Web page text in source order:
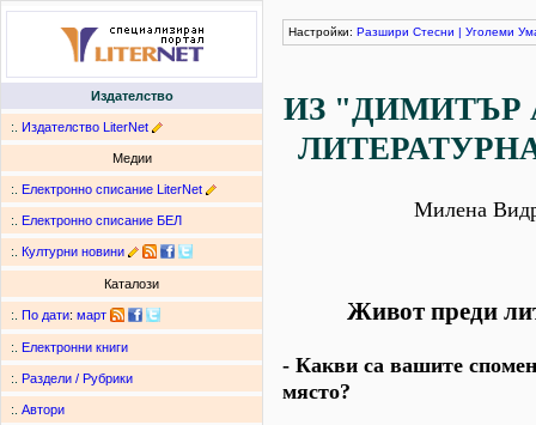
Издателство
:. Издателство LiterNet
Медии
:. Електронно списание LiterNet
:. Електронно списание БЕЛ
:. Културни новини
Каталози
:. По дати: март
:. Електронни книги
:. Раздели / Рубрики
:. Автори
Настройки: Разшири Стесни | Уголеми
ИЗ "ДИМИТЪР
Милена
Живот преди
- Какви са вашите
място?